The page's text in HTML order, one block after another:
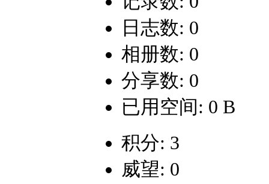
日志数: 0
相册数: 0
分享数: 0
已用空间: 0 B
积分: 3
威望: 0